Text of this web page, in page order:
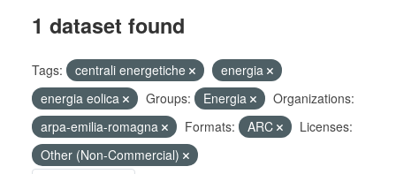
1 dataset found
Tags: centrali energetiche
energia
energia eolica
Groups: Energia
Organizations:
arpa-emilia-romagna
Formats: ARC
Licenses:
Other (Non-Commercial)